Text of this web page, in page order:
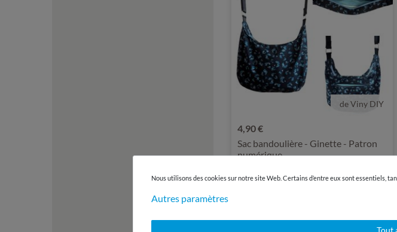
de Viny DIY
4,90 €
Sac bandoulière - Ginette - Patron
numérique
Nous utilisons des cookies sur notre site Web. Certains d’entre eux sont essentiels,
Autres paramètres
Tout